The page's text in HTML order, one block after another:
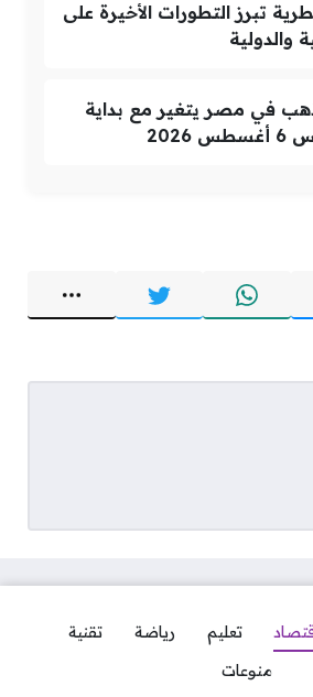
تبرز التطورات الأخيرة على
والدولية
في مصر يتغير مع بداية
تعليم رياضة
تقنية
منوعات